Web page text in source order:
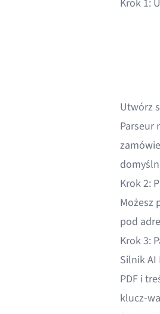
Krok 1:
Utwórz
Parseur
Krok 2:
Możesz
pod
Krok 3:
Silnik AI
PDF i
klucz-